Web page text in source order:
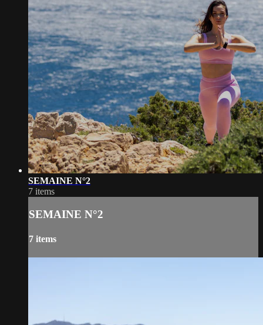
SEMAINE N°2
7 items
SEMAINE N°2
7 items